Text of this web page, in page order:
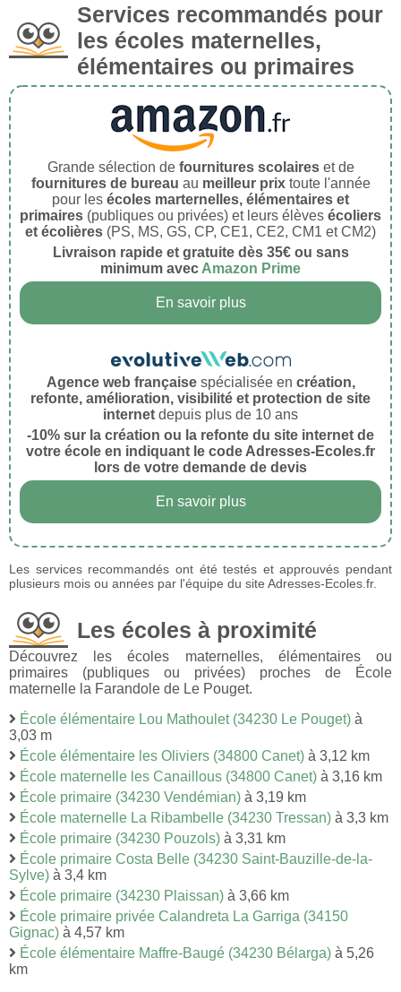
Services recommandés pour
les écoles maternelles,
élémentaires ou primaires
Grande sélection de fournitures scolaireset de
fournitures de bureau au meilleur prixtoute l'année
pour les écoles marternelles, élémentaires et
primaires (publiques ou privées) et leurs élèves écoliers
et écolières (PS, MS, GS, CP, CE1, CE2, CM1 et CM2)
Livraison rapide et gratuite dès 35€ ou sans
minimum avec Amazon Prime
En savoir plus
Agence web françaisespécialisée en création,
refonte, amélioration, visibilité et protection de site
internet depuis plus de 10 ans
-10% sur la création ou la refonte du site internet de
votre école en indiquant le code Adresses-Ecoles.fr
lors de votre demande de devis
En savoir plus
Les services recommandés ont été testés et approuvés pendant
plusieurs mois ou années par l'équipe du site Adresses-Ecoles.fr.
Les écoles à proximité
Découvrez les écoles maternelles, élémentaires ou
primaires (publiques ou privées) proches de École
maternelle la Farandole de Le Pouget.
École élémentaire Lou Mathoulet (34230 Le Pouget) à
3,03 m
École élémentaire les Oliviers (34800 Canet) à 3,12 km
École maternelle les Canaillous (34800 Canet) à 3,16 km
École primaire (34230 Vendémian) à 3,19 km
École maternelle La Ribambelle (34230 Tressan) à 3,3 km
École primaire (34230 Pouzols) à 3,31 km
École primaire Costa Belle (34230 Saint-Bauzille-de-la-
Sylve) à 3,4 km
École primaire (34230 Plaissan) à 3,66 km
École primaire privée Calandreta La Garriga (34150
Gignac) à 4,57 km
École élémentaire Maffre-Baugé (34230 Bélarga) à 5,26
km